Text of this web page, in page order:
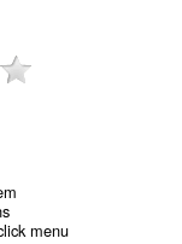
menu